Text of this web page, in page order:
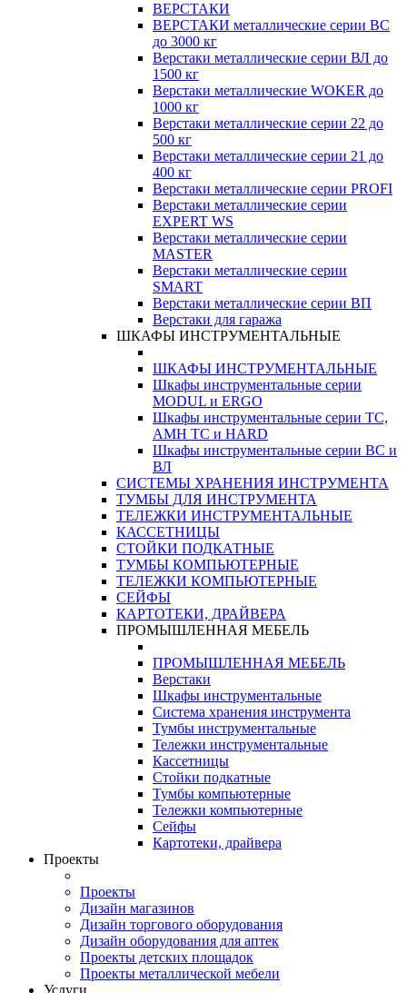
ВЕРСТАКИ
ВЕРСТАКИ металлические серии ВС
до 3000 кг
Верстаки металлические серии ВЛ до
1500 кг
Верстаки металлические WOKER до
1000 кг
Верстаки металлические серии 22 до
500 кг
Верстаки металлические серии 21 до
400 кг
Верстаки металлические серии PROFI
Верстаки металлические серии
EXPERT WS
Верстаки металлические серии
MASTER
Верстаки металлические серии
SMART
Верстаки металлические серии ВП
Верстаки для гаража
ШКАФЫ ИНСТРУМЕНТАЛЬНЫЕ
ШКАФЫ ИНСТРУМЕНТАЛЬНЫЕ
Шкафы инструментальные серии
MODUL и ERGO
Шкафы инструментальные серии ТС,
АМН ТС и HARD
Шкафы инструментальные серии ВС и
ВЛ
СИСТЕМЫ ХРАНЕНИЯ ИНСТРУМЕНТА
ТУМБЫ ДЛЯ ИНСТРУМЕНТА
ТЕЛЕЖКИ ИНСТРУМЕНТАЛЬНЫЕ
КАССЕТНИЦЫ
СТОЙКИ ПОДКАТНЫЕ
ТУМБЫ КОМПЬЮТЕРНЫЕ
ТЕЛЕЖКИ КОМПЬЮТЕРНЫЕ
СЕЙФЫ
КАРТОТЕКИ, ДРАЙВЕРА
ПРОМЫШЛЕННАЯ МЕБЕЛЬ
ПРОМЫШЛЕННАЯ МЕБЕЛЬ
Верстаки
Шкафы инструментальные
Система хранения инструмента
Тумбы инструментальные
Тележки инструментальные
Кассетницы
Стойки подкатные
Тумбы компьютерные
Тележки компьютерные
Сейфы
Картотеки, драйвера
Проекты
Проекты
Дизайн магазинов
Дизайн торгового оборудования
Дизайн оборудования для аптек
Проекты детских площадок
Проекты металлической мебели
Услуги